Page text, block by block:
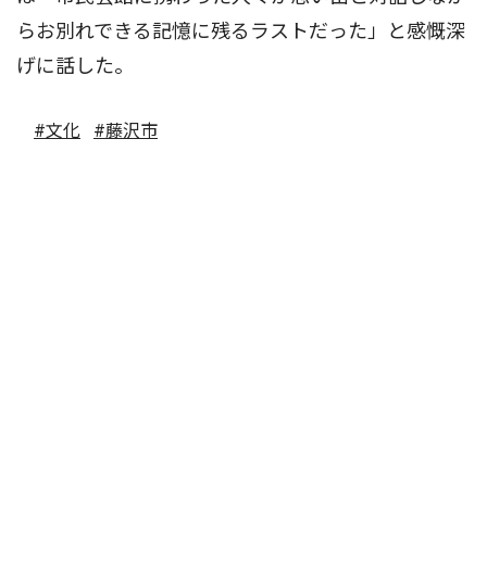
らお別れできる記憶に残るラストだった」と感慨深
げに話した。
#文化 #藤沢市